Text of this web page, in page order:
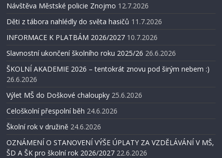
Návštěva Městské policie Znojmo 12.7.2026
Děti z tábora nahlédly do světa hasičů 11.7.2026
INFORMACE K PLATBÁM 2026/2027 10.7.2026
Slavnostní ukončení školního roku 2025/26 26.6.2026
ŠKOLNÍ AKADEMIE 2026 – tentokrát znovu pod širým nebem :)
26.6.2026
Výlet MŠ do Doškové chaloupky 25.6.2026
Celoškolní přespolní běh 24.6.2026
Školní rok v družině 24.6.2026
OZNÁMENÍ O STANOVENÍ VÝŠE ÚPLATY ZA VZDĚLÁVÁNÍ V MŠ,
ŠD A ŠK pro školní rok 2026/2027 22.6.2026